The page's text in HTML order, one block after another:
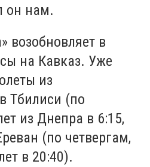
он нам.
возобновляет в
на Кавказ. Уже
из
Тбилиси (по
из Днепра в 6:15,
(по четвергам,
в 20:40).